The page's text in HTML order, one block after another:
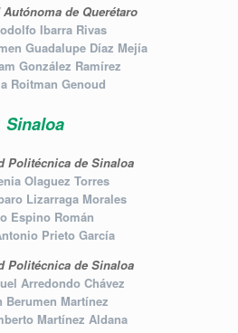
de Querétaro
Ibarra Rivas
Guadalupe Díaz Mejía
González Ramírez
Roitman Genoud
Sinaloa
Politécnica de Sinaloa
Olaguez Torres
Lizarraga Morales
Espino Román
Prieto García
Politécnica de Sinaloa
Arredondo Chávez
Berumen Martínez
Martínez Aldana